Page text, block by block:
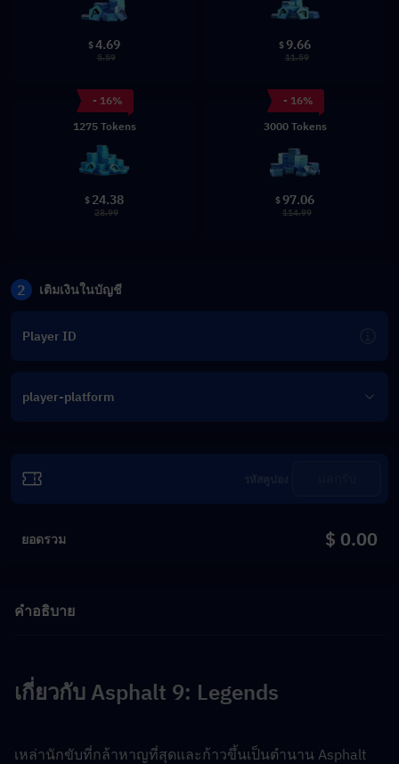
$4.69
5.59
$9.66
11.59
- 16%
1275 Tokens
$ 24.38
28.99
- 16%
3000 Tokens
$97.06
114.99
2 เติมเงินในบัญชี
Player ID
player-platform
ยอดรวม $ 0.00
คำอธิบาย
เกี่ยวกับ Asphalt 9: Legends
เหล่านักขับที่กล้าหาญที่สุดและก้าวขึ้นเป็นตำนาน Asphalt